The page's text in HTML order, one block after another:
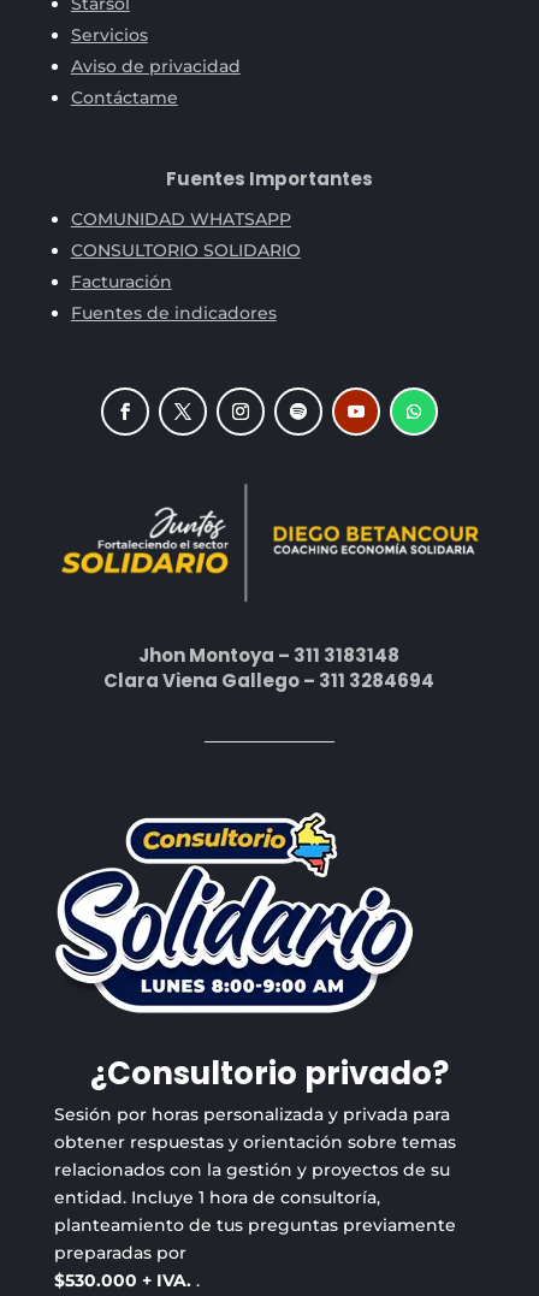
Servicios
Aviso de privacidad
Contáctame
Fuentes Importantes
COMUNIDAD WHATSAPP
CONSULTORIO SOLIDARIO
Facturación
Fuentes de indicadores
Jhon Montoya – 311 3183148
Clara Viena Gallego – 311 3284694
¿Consultorio privado?
Sesión por horas personalizada y privada para
obtener respuestas y orientación sobre temas
relacionados con la gestión y proyectos de su
entidad. Incluye 1 hora de consultoría,
planteamiento de tus preguntas previamente
preparadas por
$530.000 + IVA. .